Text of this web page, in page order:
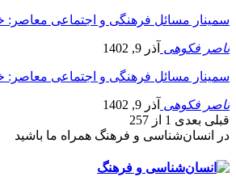
سمینار مسائل فرهنگی و اجتماعی
ناصر فکوهی آذر 9, 1402
سمینار مسائل فرهنگی و اجتماعی
ناصر فکوهی آذر 9, 1402
قبلی بعدی 1 از 257
در انسان‌شناسی و فرهنگ همراه ما باشید